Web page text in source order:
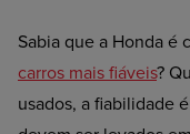
Sabia que a Honda é
carros mais fiáveis?
usados, a fiabilidade